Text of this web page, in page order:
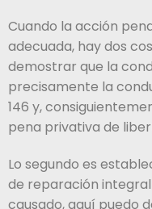
Cuando la acción
adecuada, hay dos
demostrar que la
precisamente la
146 y,
pena privativa de
Lo segundo es
de reparación
causado, aquí puedo